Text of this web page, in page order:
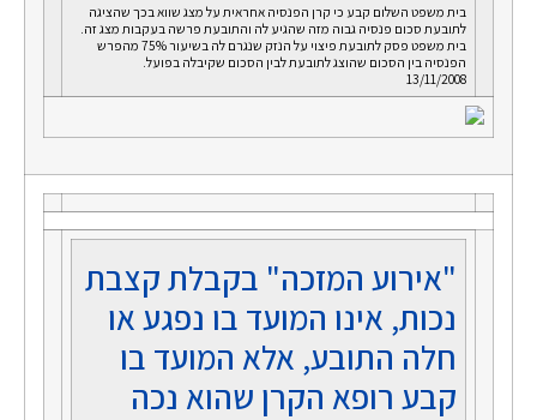
בית משפט השלום קבע כי קרן הפנסיה אחראית על מצג שווא בכך שהציגה
לתובעת סכום פנסיה גבוה מזה שהגיע לה והתובעת פרשה בעקבות מצג זה.
בית משפט פסק לתובעת פיצוי על הנזק שנגרם לה בשיעור 75% מהפרש
הפנסיה בין הסכום שהוצג לתובעת לבין הסכום שקיבלה בפועל.
13/11/2008
"אירוע המזכה" בקבלת קצבת
נכות, אינו המועד בו נפגע או
חלה התובע, אלא המועד בו
קבע רופא הקרן שהוא נכה